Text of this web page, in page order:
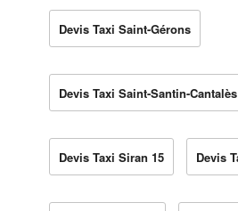
Devis Taxi Saint-Gérons
Devis Taxi Saint-Santin-Cantalès
Devis Taxi Siran 15 Devis